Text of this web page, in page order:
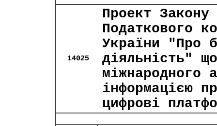
14025
Проект
Податкового
України "Про
діяльність"
міжнародного
інформацією
цифрові